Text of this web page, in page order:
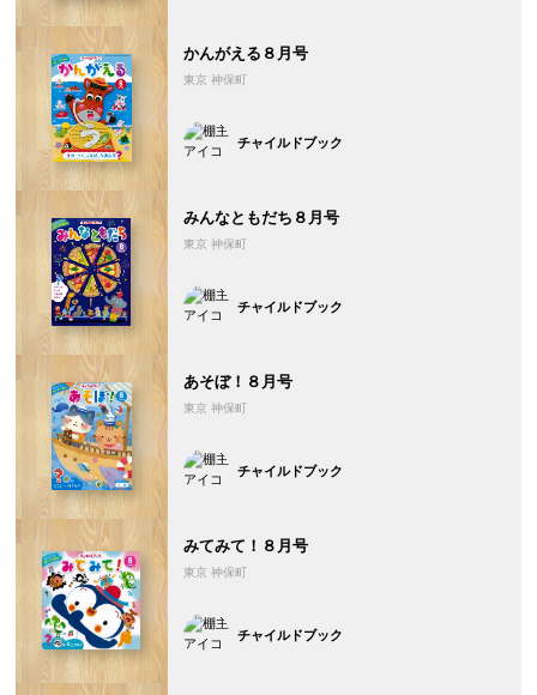
かんがえる８月号
東京 神保町
チャイルドブック
みんなともだち８月号
東京 神保町
チャイルドブック
あそぼ！８月号
東京 神保町
チャイルドブック
みてみて！８月号
東京 神保町
チャイルドブック